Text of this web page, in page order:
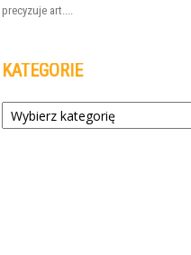
precyzuje art....
KATEGORIE
Kategorie